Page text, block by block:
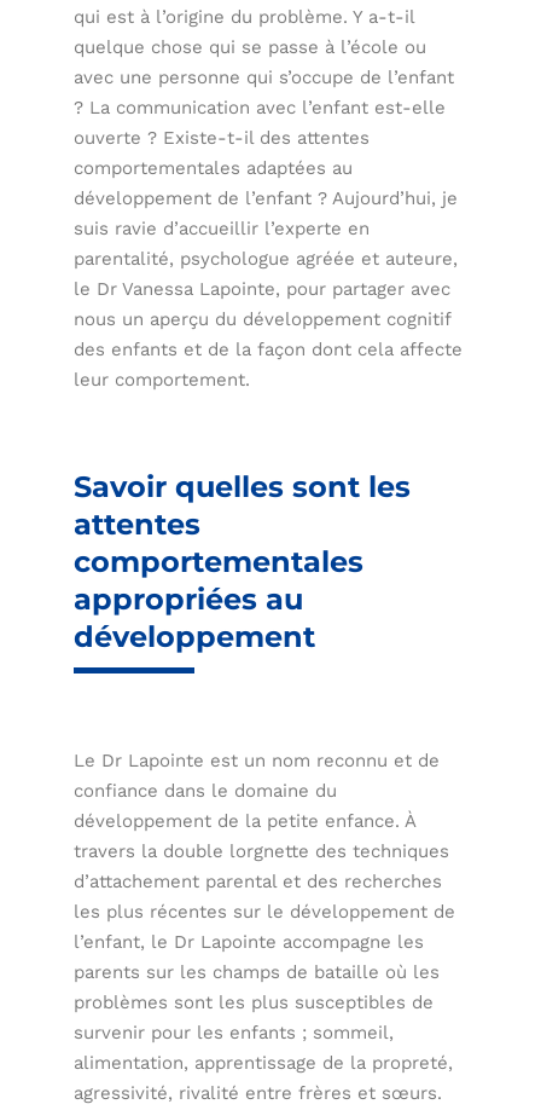
qui est à l’origine du problème. Y a-t-il
quelque chose qui se passe à l’école ou
avec une personne qui s’occupe de l’enfant
? La communication avec l’enfant est-elle
ouverte ? Existe-t-il des attentes
comportementales adaptées au
développement de l’enfant ? Aujourd’hui, je
suis ravie d’accueillir l’experte en
parentalité, psychologue agréée et auteure,
le Dr Vanessa Lapointe, pour partager avec
nous un aperçu du développement cognitif
des enfants et de la façon dont cela affecte
leur comportement.
Savoir quelles sont les
attentes
comportementales
appropriées au
développement
Le Dr Lapointe est un nom reconnu et de
confiance dans le domaine du
développement de la petite enfance. À
travers la double lorgnette des techniques
d’attachement parental et des recherches
les plus récentes sur le développement de
l’enfant, le Dr Lapointe accompagne les
parents sur les champs de bataille où les
problèmes sont les plus susceptibles de
survenir pour les enfants ; sommeil,
alimentation, apprentissage de la propreté,
agressivité, rivalité entre frères et sœurs.